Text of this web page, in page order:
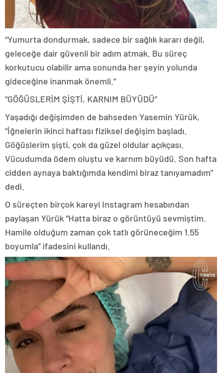
“Yumurta dondurmak, sadece bir sağlık kararı değil,
geleceğe dair güvenli bir adım atmak. Bu süreç
korkutucu olabilir ama sonunda her şeyin yolunda
gideceğine inanmak önemli.”
“GÖĞÜSLERİM ŞİŞTİ, KARNIM BÜYÜDÜ”
Yaşadığı değişimden de bahseden Yasemin Yürük,
“İğnelerin ikinci haftası fiziksel değişim başladı.
Göğüslerim şişti, çok da güzel oldular açıkçası.
Vücudumda ödem oluştu ve karnım büyüdü. Son hafta
cidden aynaya baktığımda kendimi biraz tanıyamadım”
dedi.
O süreçten birçok kareyi Instagram hesabından
paylaşan Yürük “Hatta biraz o görüntüyü sevmiştim.
Hamile olduğum zaman çok tatlı görüneceğim 1.55
boyumla” ifadesini kullandı.